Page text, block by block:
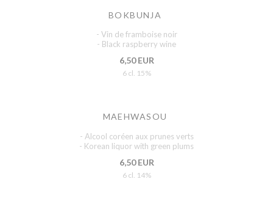
BOKBUNJA
- Vin de framboise noir
- Black raspberry wine
6,50 EUR
6 cl. 15%
MAEHWASOU
- Alcool coréen aux prunes verts
- Korean liquor with green plums
6,50 EUR
6 cl. 14%